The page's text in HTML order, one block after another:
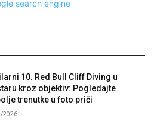
10. Red Bull Cliff Diving u
kroz objektiv: Pogledajte
trenutke u foto priči
2026